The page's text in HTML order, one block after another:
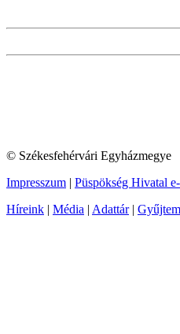
© Székesfehérvári Egyházmegye
Impresszum | Püspökség Hivatal
Híreink | Média | Adattár|